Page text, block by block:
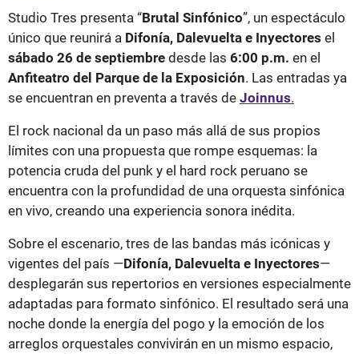
Studio Tres presenta “Brutal Sinfónico”, un espectáculo
único que reunirá a Difonía, Dalevuelta e Inyectores el
sábado 26 de septiembre desde las 6:00 p.m. en el
Anfiteatro del Parque de la Exposición. Las entradas ya
se encuentran en preventa a través de Joinnus.
El rock nacional da un paso más allá de sus propios
límites con una propuesta que rompe esquemas: la
potencia cruda del punk y el hard rock peruano se
encuentra con la profundidad de una orquesta sinfónica
en vivo, creando una experiencia sonora inédita.
Sobre el escenario, tres de las bandas más icónicas y
vigentes del país —Difonía, Dalevuelta e Inyectores—
desplegarán sus repertorios en versiones especialmente
adaptadas para formato sinfónico. El resultado será una
noche donde la energía del pogo y la emoción de los
arreglos orquestales convivirán en un mismo espacio,